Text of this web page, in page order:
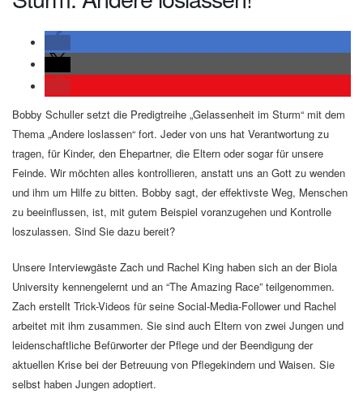
Bobby Schuller setzt die Predigtreihe „Gelassenheit im Sturm“ mit dem
Thema „Andere loslassen“ fort. Jeder von uns hat Verantwortung zu
tragen, für Kinder, den Ehepartner, die Eltern oder sogar für unsere
Feinde. Wir möchten alles kontrollieren, anstatt uns an Gott zu wenden
und ihm um Hilfe zu bitten. Bobby sagt, der effektivste Weg, Menschen
zu beeinflussen, ist, mit gutem Beispiel voranzugehen und Kontrolle
loszulassen. Sind Sie dazu bereit?
Unsere Interviewgäste Zach und Rachel King haben sich an der Biola
University kennengelernt und an “The Amazing Race” teilgenommen.
Zach erstellt Trick-Videos für seine Social-Media-Follower und Rachel
arbeitet mit ihm zusammen. Sie sind auch Eltern von zwei Jungen und
leidenschaftliche Befürworter der Pflege und der Beendigung der
aktuellen Krise bei der Betreuung von Pflegekindern und Waisen. Sie
selbst haben Jungen adoptiert.